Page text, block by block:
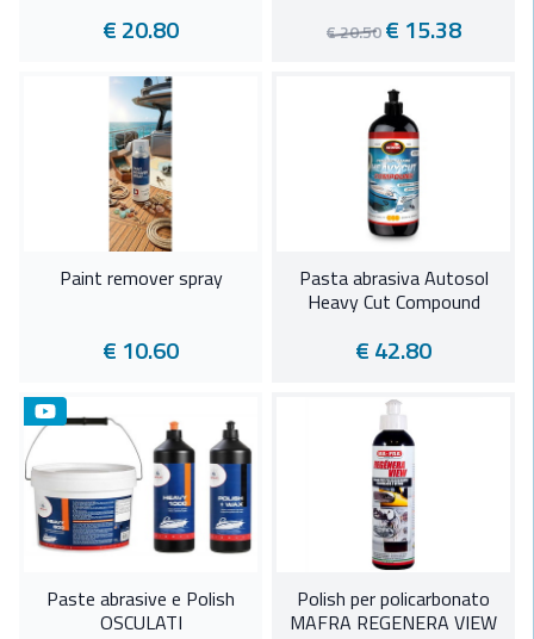
€ 20.80 € 20.50€ 15.38
Paint remover spray
€ 10.60
Pasta abrasiva Autosol
Heavy Cut Compound
€ 42.80
Paste abrasive e Polish
OSCULATI
Polish per policarbonato
MAFRA REGENERA VIEW